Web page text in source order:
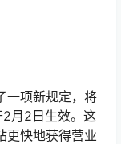
一项新规定，将
月2日生效。这
更快地获得营业